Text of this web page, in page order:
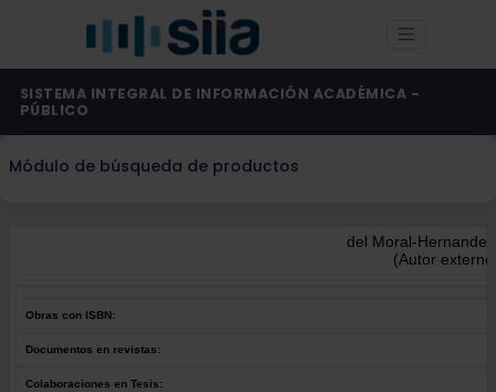
SISTEMA INTEGRAL DE INFORMACIÓN ACADÉMICA -
PÚBLICO
Módulo de búsqueda de productos
del Moral-
(Autor
Obras con ISBN:
Documentos en revistas:
Colaboraciones en Tesis: